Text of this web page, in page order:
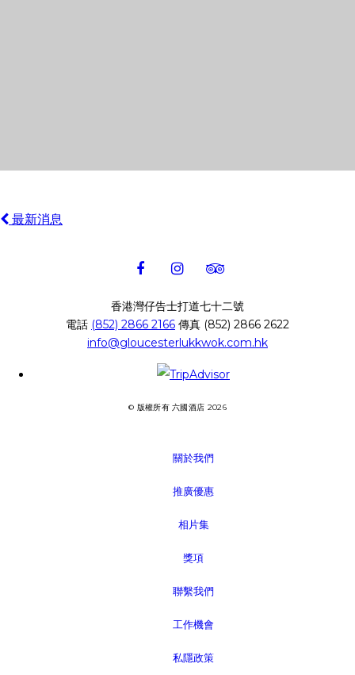
最新消息
香港灣仔告士打道七十二號
電話 (852) 2866 2166 傳真 (852) 2866 2622
info@gloucesterlukkwok.com.hk
© 版權所有 六國酒店 2026
關於我們
推廣優惠
相片集
獎項
聯繫我們
工作機會
私隱政策